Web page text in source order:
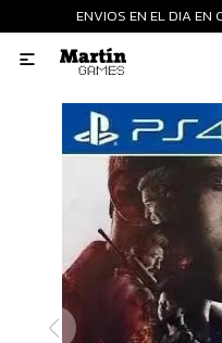
ENVIOS EN EL DIA EN

Consolas nuevas
Consolas recertificadas
Juegos